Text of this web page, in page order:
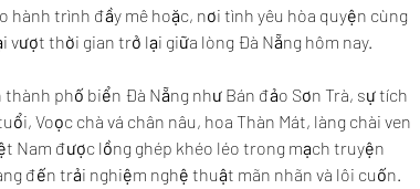
hành trình đầy mê hoặc, nơi tình yêu hòa quyện cùng
thời gian trở lại giữa lòng Đà Nẵng hôm nay.
phố biển Đà Nẵng như Bán đảo Sơn Trà, sự tích
Voọc chà vá chân nâu, hoa Thàn Mát, làng chài ven
Nam được lồng ghép khéo léo trong mạch truyện
đến trải nghiệm nghệ thuật mãn nhãn và lôi cuốn.